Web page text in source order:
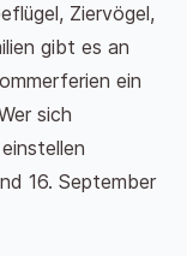
Ziervögel,
gibt es an
ein
sich
16. September